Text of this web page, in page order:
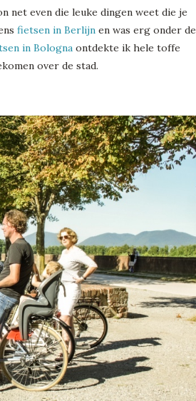
net even die leuke dingen weet die je
fietsen in Berlijn en was erg onder de
in Bologna ontdekte ik hele toffe
over de stad.